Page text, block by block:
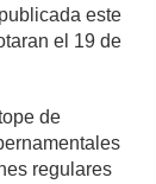
este
el 19 de
de
regulares